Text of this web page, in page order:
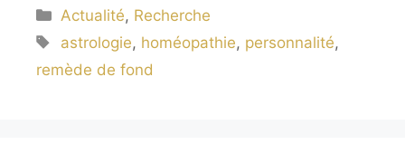
Catégories
Actualité, Recherche
Étiquettes
astrologie, homéopathie, personnalité,
remède de fond